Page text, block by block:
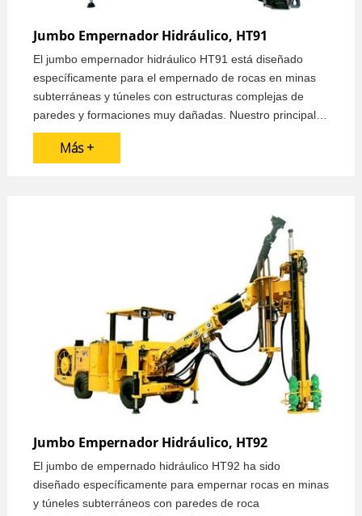
Jumbo Empernador Hidráulico, HT91
El jumbo empernador hidráulico HT91 está diseñado
específicamente para el empernado de rocas en minas
subterráneas y túneles con estructuras complejas de
paredes y formaciones muy dañadas. Nuestro principal
objetivo es garantizar la seguridad y la calidad de la
instalación de los pernos. El jumbo empernador de alto
Más +
Jumbo Empernador Hidráulico, HT92
El jumbo de empernado hidráulico HT92 ha sido
diseñado específicamente para empernar rocas en minas
y túneles subterráneos con paredes de roca